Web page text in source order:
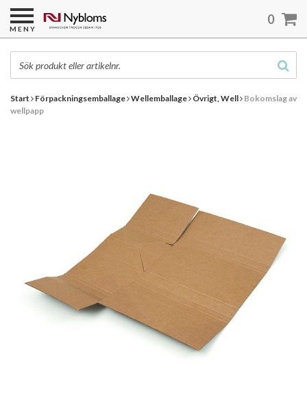
Start Förpackningsemballage Wellemballage Övrigt, Well Bokomslag av
wellpapp
MENY
0